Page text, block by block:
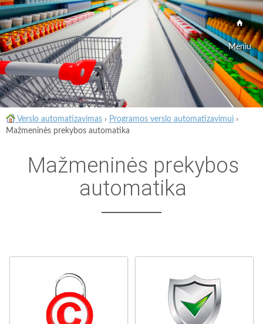
Meniu
Verslo automatizavimas › Programos verslo automatizavimui ›
Mažmeninės prekybos automatika
Mažmeninės prekybos
automatika